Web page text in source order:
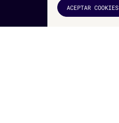
ACEPTAR COOKIES